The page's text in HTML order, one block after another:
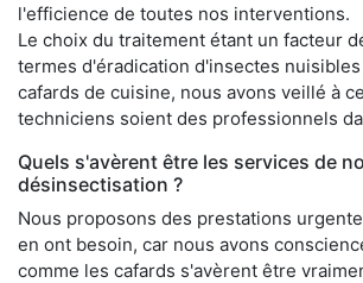
l'efficience de toutes nos interventions.
Le choix du traitement étant un facteur
termes d'éradication d'insectes
cafards de cuisine, nous avons veillé à
techniciens soient des professionnels
Quels s'avèrent être les services de
désinsectisation ?
Nous proposons des prestations
en ont besoin, car nous avons
comme les cafards s'avèrent être